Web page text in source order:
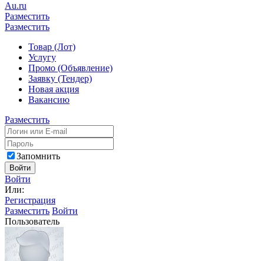
Au.ru
Разместить
Разместить
Товар (Лот)
Услугу
Промо (Объявление)
Заявку (Тендер)
Новая акция
Вакансию
Разместить
Запомнить
Войти
Войти
Или:
Регистрация
Разместить Войти
Пользователь